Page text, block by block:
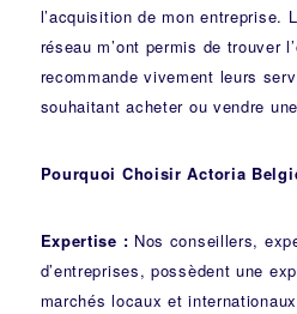
l’acquisition de mon entreprise.
réseau m’ont permis de trouver
recommande vivement leurs
souhaitant acheter ou vendre
Pourquoi Choisir Actoria
Expertise : Nos conseillers,
d’entreprises, possèdent une
marchés locaux et